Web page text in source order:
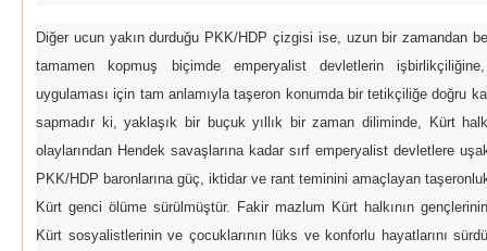
Diğer ucun yakın durduğu PKK/HDP çizgisi ise, uzun bir zamandan
tamamen kopmuş biçimde emperyalist devletlerin
uygulaması için tam anlamıyla taşeron konumda bir tetikçiliğe doğru
sapmadır ki, yaklaşık bir buçuk yıllık bir zaman diliminde, Kürt
olaylarından Hendek savaşlarına kadar sırf emperyalist devletlere
PKK/HDP baronlarına güç, iktidar ve rant teminini amaçlayan
Kürt genci ölüme sürülmüştür. Fakir mazlum Kürt halkının
Kürt sosyalistlerinin ve çocuklarının lüks ve konforlu hayatlarını